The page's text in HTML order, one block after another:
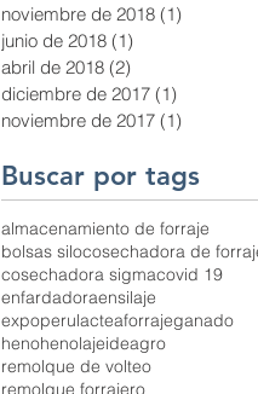
noviembre de 2018 (1)
junio de 2018 (1)
abril de 2018 (2)
diciembre de 2017 (1)
noviembre de 2017 (1)
Buscar por tags
almacenamiento de forraje
bolsas silocosechadora de
cosechadora sigmacovid 19
enfardadoraensilaje
expoperulacteaforrajeganado
henohenolajeideagro
remolque de volteo
remolque forrajero